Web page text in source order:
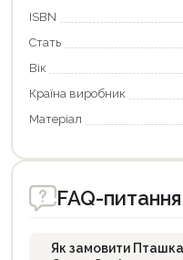
ISBN
Стать
Вік
Країна виробник
Матеріал
FAQ-питання
Як замовити